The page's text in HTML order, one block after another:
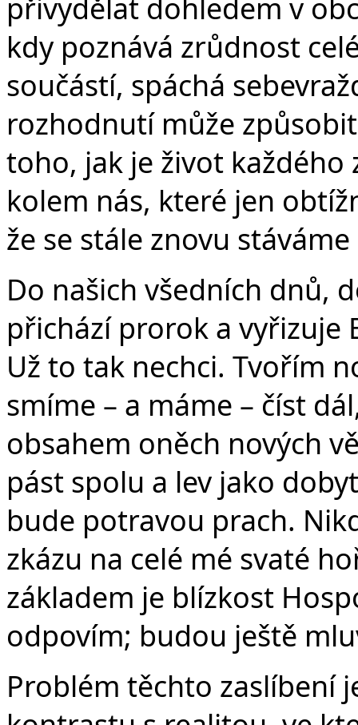
přivydělat dohledem v
kdy poznává zrůdnost
součástí, spáchá
rozhodnutí může
toho, jak je život každého
kolem nás, které jen
že se stále znovu
Do našich všedních dnů,
přichází prorok a vyřizuje
Už to tak nechci. Tvořím
smíme – a máme – číst
obsahem oněch nových
pást spolu a lev jako
bude potravou prach.
zkázu na celé mé svaté
základem je blízkost
odpovím; budou ještě
Problém těchto zaslíbení